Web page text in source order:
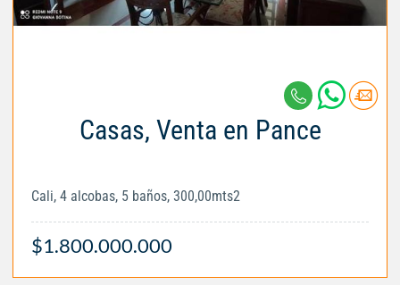
Casas, Venta en Pance
Cali, 4 alcobas, 5 baños, 300,00mts2
$1.800.000.000